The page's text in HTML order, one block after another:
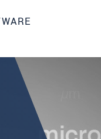
prohlášení o ochraně